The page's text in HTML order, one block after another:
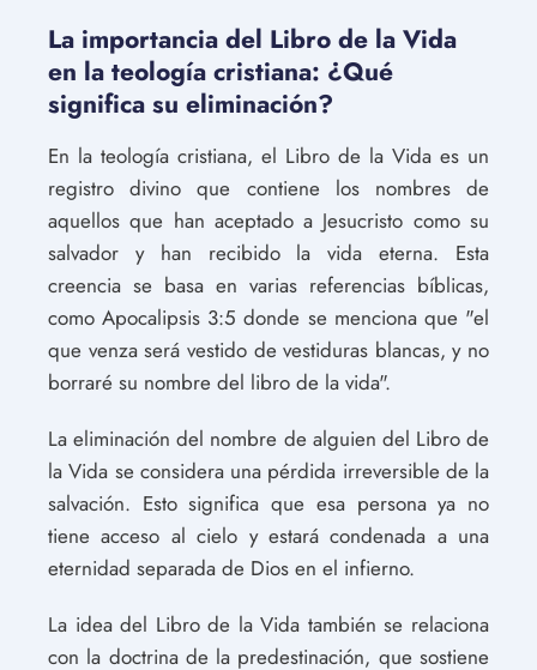
La importancia del Libro de la Vida
en la teología cristiana: ¿Qué
significa su eliminación?
En la teología cristiana, el Libro de la Vida es un
registro divino que contiene los nombres de
aquellos que han aceptado a Jesucristo como su
salvador y han recibido la vida eterna. Esta
creencia se basa en varias referencias bíblicas,
como Apocalipsis 3:5 donde se menciona que "el
que venza será vestido de vestiduras blancas, y no
borraré su nombre del libro de la vida".
La eliminación del nombre de alguien del Libro de
la Vida se considera una pérdida irreversible de la
salvación. Esto significa que esa persona ya no
tiene acceso al cielo y estará condenada a una
eternidad separada de Dios en el infierno.
La idea del Libro de la Vida también se relaciona
con la doctrina de la predestinación, que sostiene